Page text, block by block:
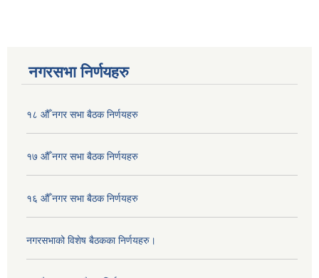
नगरसभा निर्णयहरु
१८ औँ नगर सभा बैठक निर्णयहरु
१७ औँ नगर सभा बैठक निर्णयहरु
१६ औँ नगर सभा बैठक निर्णयहरु
नगरसभाको विशेष बैठकका निर्णयहरु।